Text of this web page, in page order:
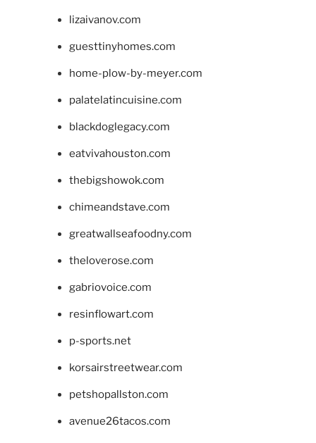
lizaivanov.com
guesttinyhomes.com
home-plow-by-meyer.com
palatelatincuisine.com
blackdoglegacy.com
eatvivahouston.com
thebigshowok.com
chimeandstave.com
greatwallseafoodny.com
theloverose.com
gabriovoice.com
resinflowart.com
p-sports.net
korsairstreetwear.com
petshopallston.com
avenue26tacos.com